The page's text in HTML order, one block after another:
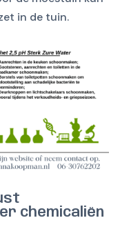
in de tuin.
chemicaliën